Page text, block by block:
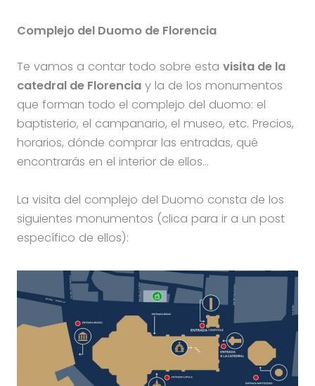
Complejo del Duomo de Florencia
Te vamos a contar todo sobre esta visita de la
catedral de Florenciay la de los monumentos
que forman todo el complejo del duomo: el
baptisterio, el campanario, el museo, etc. Precios,
horarios, dónde comprar las entradas, qué
encontrarás en el interior de ellos…
La visita del complejo del Duomo consta de los
siguientes monumentos (clica para ir a un post
específico de ellos):